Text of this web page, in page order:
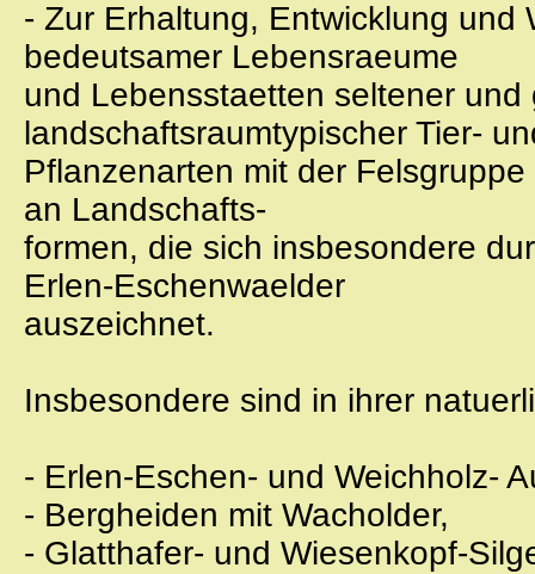
- Zur Erhaltung, Entwicklung und
bedeutsamer Lebensraeume
und Lebensstaetten seltener und
landschaftsraumtypischer Tier-
Pflanzenarten mit der
an Landschafts-
formen, die sich insbesondere
Erlen-Eschenwaelder
auszeichnet.
Insbesondere sind in ihrer
- Erlen-Eschen- und Weichholz-
- Bergheiden mit Wacholder,
- Glatthafer- und Wiesenkopf-